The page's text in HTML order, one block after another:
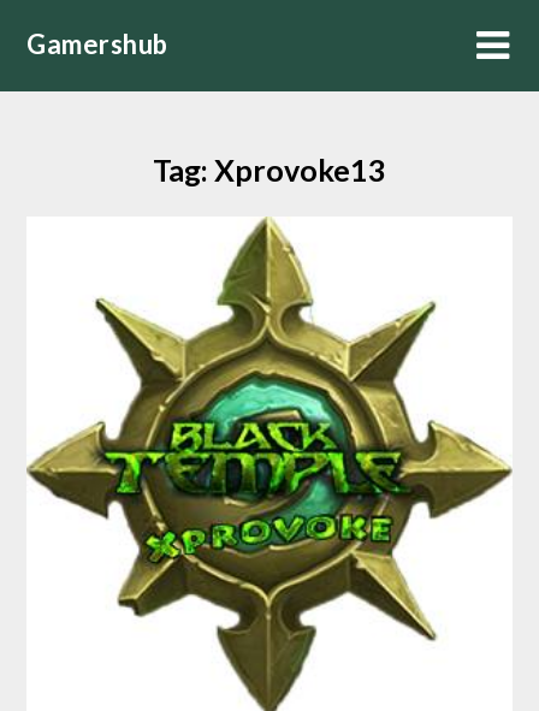
Gamershub
Tag: Xprovoke13